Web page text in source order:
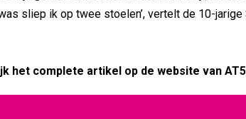
sliep ik op twee stoelen’, vertelt de 10-
het complete artikel op de website van